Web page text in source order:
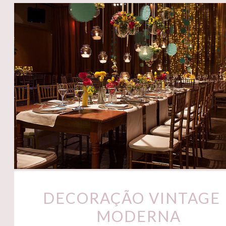
DECORAÇÃO VINTAGE
MODERNA